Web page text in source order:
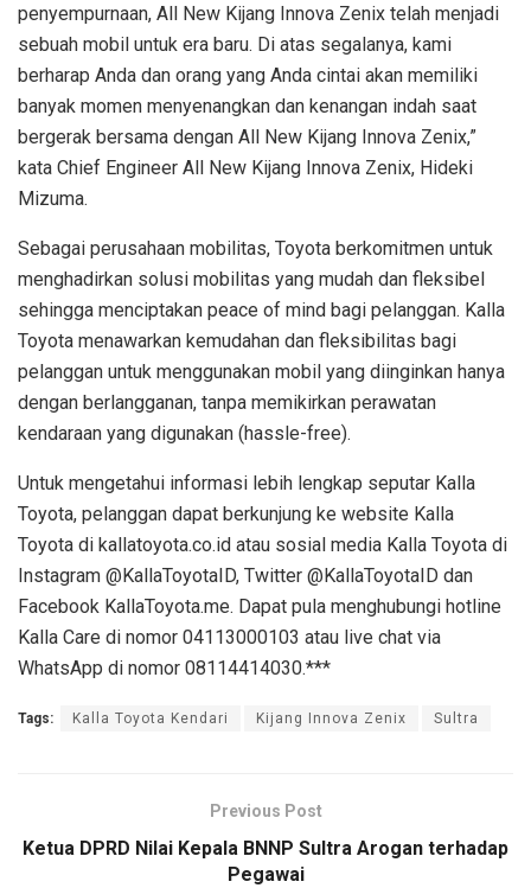
penyempurnaan, All New Kijang Innova Zenix telah menjadi
sebuah mobil untuk era baru. Di atas segalanya, kami
berharap Anda dan orang yang Anda cintai akan memiliki
banyak momen menyenangkan dan kenangan indah saat
bergerak bersama dengan All New Kijang Innova Zenix,”
kata Chief Engineer All New Kijang Innova Zenix, Hideki
Mizuma.
Sebagai perusahaan mobilitas, Toyota berkomitmen untuk
menghadirkan solusi mobilitas yang mudah dan fleksibel
sehingga menciptakan peace of mind bagi pelanggan. Kalla
Toyota menawarkan kemudahan dan fleksibilitas bagi
pelanggan untuk menggunakan mobil yang diinginkan hanya
dengan berlangganan, tanpa memikirkan perawatan
kendaraan yang digunakan (hassle-free).
Untuk mengetahui informasi lebih lengkap seputar Kalla
Toyota, pelanggan dapat berkunjung ke website Kalla
Toyota di kallatoyota.co.id atau sosial media Kalla Toyota di
Instagram @KallaToyotaID, Twitter @KallaToyotaID dan
Facebook KallaToyota.me. Dapat pula menghubungi hotline
Kalla Care di nomor 04113000103 atau live chat via
WhatsApp di nomor 08114414030.***
Tags: Kalla Toyota Kendari Kijang Innova Zenix Sultra
Previous Post
Ketua DPRD Nilai Kepala BNNP Sultra Arogan terhadap
Pegawai